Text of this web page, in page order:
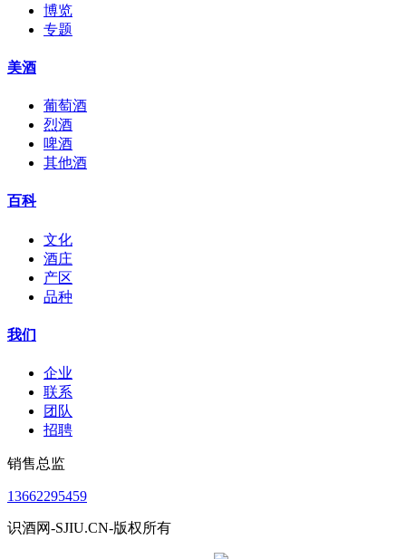
博览
专题
美酒
葡萄酒
烈酒
啤酒
其他酒
百科
文化
酒庄
产区
品种
我们
企业
联系
团队
招聘
销售总监
13662295459
识酒网-SJIU.CN-版权所有